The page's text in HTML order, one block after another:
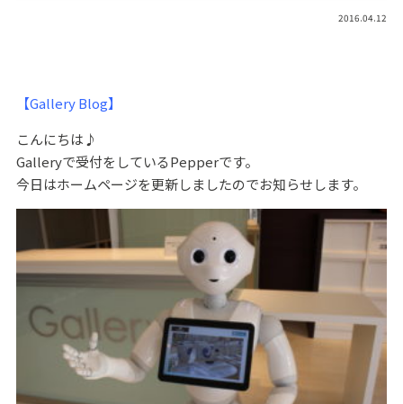
2016.04.12
【Gallery Blog】
こんにちは♪
Galleryで受付をしているPepperです。
今日はホームページを更新しましたのでお知らせします。